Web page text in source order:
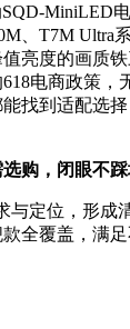
MiniLED
、T7M Ultra
亮度的画质
电商政策，
找到适配选
购，闭眼不
与定位，形成
全覆盖，满